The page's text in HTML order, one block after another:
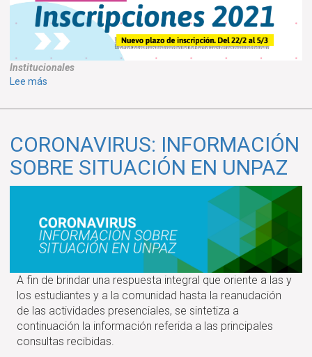
Centro
de
Idiomas
UNPAZ
Institucionales
Lee más
EXTIENDE
PERÍODO
DE
INSCRIPCIONES
UNPAZ
CORONAVIRUS: INFORMACIÓN
SOBRE SITUACIÓN EN UNPAZ
A fin de brindar una respuesta integral que oriente a las y
los estudiantes y a la comunidad hasta la reanudación
de las actividades presenciales, se sintetiza a
continuación la información referida a las principales
consultas recibidas.